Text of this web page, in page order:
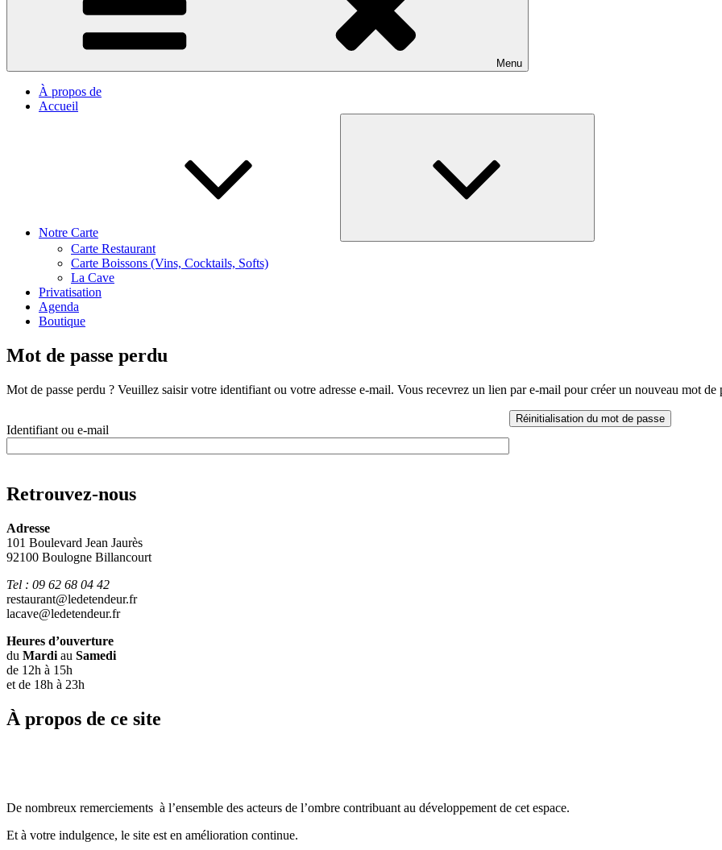
Menu
À propos de
Accueil
Notre Carte
Carte Restaurant
Carte Boissons (Vins, Cocktails, Softs)
La Cave
Privatisation
Agenda
Boutique
Mot de passe perdu
Mot de passe perdu ? Veuillez saisir votre identifiant ou votre adresse e-mail. Vous recevrez un lien par e-mail pour créer un nouveau mot de
Identifiant ou e-mail
Réinitialisation du mot de passe
Retrouvez-nous
Adresse
101 Boulevard Jean Jaurès
92100 Boulogne Billancourt
Tel : 09 62 68 04 42
restaurant@ledetendeur.fr
lacave@ledetendeur.fr
Heures d’ouverture
du Mardi au Samedi
de 12h à 15h
et de 18h à 23h
À propos de ce site
De nombreux remerciements à l’ensemble des acteurs de l’ombre contribuant au développement de cet espace.
Et à votre indulgence, le site est en amélioration continue.